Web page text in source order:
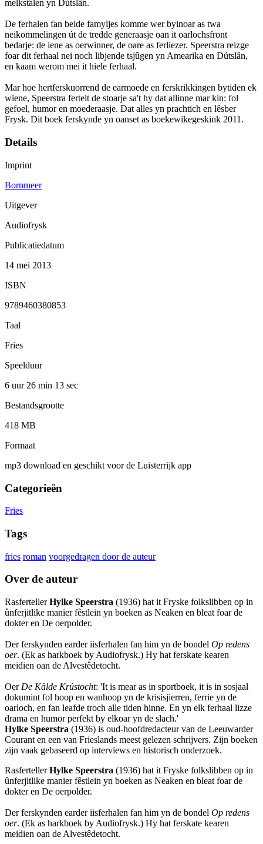
melkstâlen yn Dútslân.
De ferhalen fan beide famyljes komme wer byinoar as twa
neikommelingen út de tredde generaasje oan it oarlochsfront
bedarje: de iene as oerwinner, de oare as ferliezer. Speerstra reizge
foar dit ferhaal nei noch libjende tsjûgen yn Amearika en Dútslân,
en kaam werom mei it hiele ferhaal.
Mar hoe hertferskuorrend de earmoede en ferskrikkingen bytiden ek
wiene, Speerstra fertelt de stoarje sa't hy dat allinne mar kin: fol
gefoel, humor en moederaasje. Dat alles yn prachtich en lêsber
Frysk. Dit boek ferskynde yn oanset as boekewikegeskink 2011.
Details
Imprint
Bornmeer
Uitgever
Audiofrysk
Publicatiedatum
14 mei 2013
ISBN
9789460380853
Taal
Fries
Speelduur
6 uur 26 min 13 sec
Bestandsgrootte
418 MB
Formaat
mp3 download en geschikt voor de Luisterrijk app
Categorieën
Fries
Tags
fries roman voorgedragen door de auteur
Over de auteur
RasfertellerHylke Speerstra (1936) hat it Fryske folkslibben op in
ûnferjitlike manier fêstlein yn boeken as Neaken en bleat foar de
dokter en De oerpolder.
Der ferskynden earder iisferhalen fan him yn de bondel Op redens
oer. (Ek as harkboek by Audiofrysk.) Hy hat ferskate kearen
meidien oan de Alvestêdetocht.
Oer De Kâlde Krústocht: 'It is mear as in sportboek, it is in sosjaal
dokumint fol hoop en wanhoop yn de krisisjierren, ferrie yn de
oarloch, en fan leafde troch alle tiden hinne. En yn elk ferhaal lizze
drama en humor perfekt by elkoar yn de slach.'
Hylke Speerstra (1936) is oud-hoofdredacteur van de Leeuwarder
Courant en een van Frieslands meest gelezen schrijvers. Zijn boeken
zijn vaak gebaseerd op interviews en historisch onderzoek.
RasfertellerHylke Speerstra (1936) hat it Fryske folkslibben op in
ûnferjitlike manier fêstlein yn boeken as Neaken en bleat foar de
dokter en De oerpolder.
Der ferskynden earder iisferhalen fan him yn de bondel Op redens
oer. (Ek as harkboek by Audiofrysk.) Hy hat ferskate kearen
meidien oan de Alvestêdetocht.